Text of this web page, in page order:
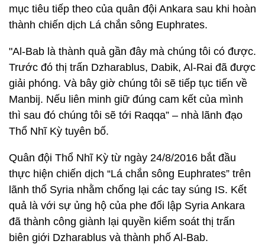
mục tiêu tiếp theo của quân đội Ankara sau khi hoàn
thành chiến dịch Lá chắn sông Euphrates.
"Al-Bab là thành quả gần đây mà chúng tôi có được.
Trước đó thị trấn Dzharablus, Dabik, Al-Rai đã được
giải phóng. Và bây giờ chúng tôi sẽ tiếp tục tiến về
Manbij. Nếu liên minh giữ đúng cam kết của mình
thì sau đó chúng tôi sẽ tới Raqqa” – nhà lãnh đạo
Thổ Nhĩ Kỳ tuyên bố.
Quân đội Thổ Nhĩ Kỳ từ ngày 24/8/2016 bắt đầu
thực hiện chiến dịch “Lá chắn sông Euphrates” trên
lãnh thổ Syria nhằm chống lại các tay súng IS. Kết
quả là với sự ủng hộ của phe đối lập Syria Ankara
đã thành công giành lại quyền kiểm soát thị trấn
biên giới Dzharablus và thành phố Al-Bab.